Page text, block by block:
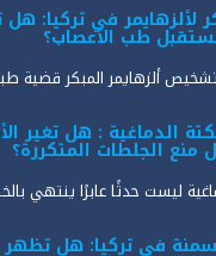
لألزهايمر في تركيا: هل
طب الأعصاب؟
ألزهايمر المبكر قضية
الدماغية : هل تغير
منع الجلطات المتكررة؟
ليست حدثًا عابرًا ينتهي
في تركيا: هل تظهر